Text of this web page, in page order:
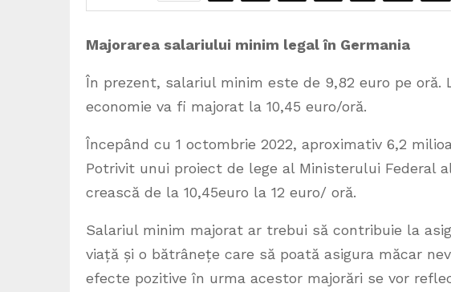
Majorarea salariului minim legal în Germania
În prezent, salariul minim este de 9,82 euro pe oră.
economie va fi majorat la 10,45 euro/oră.
Începând cu 1 octombrie 2022, aproximativ 6,2
Potrivit unui proiect de lege al Ministerului Federal
crească de la 10,45euro la 12 euro/ oră.
Salariul minim majorat ar trebui să contribuie la
viață și o bătrânețe care să poată asigura măcar
efecte pozitive în urma acestor majorări se vor